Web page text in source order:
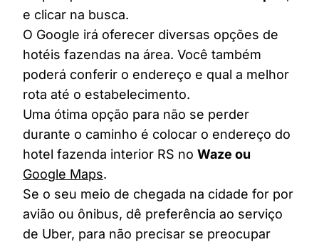
e clicar na busca.
O Google irá oferecer diversas opções de
hotéis fazendas na área. Você também
poderá conferir o endereço e qual a melhor
rota até o estabelecimento.
Uma ótima opção para não se perder
durante o caminho é colocar o endereço do
hotel fazenda interior RS no Waze ou
Google Maps.
Se o seu meio de chegada na cidade for por
avião ou ônibus, dê preferência ao serviço
de Uber, para não precisar se preocupar